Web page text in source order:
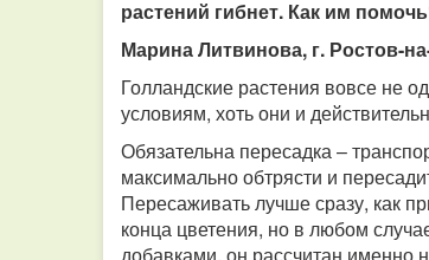
растений гибнет. Как им
Марина Литвинова, г. Ростов-
Голландские растения вовсе не
условиям, хоть они и
Обязательна пересадка –
максимально обтрясти и
Пересаживать лучше сразу, как
конца цветения, но в любом